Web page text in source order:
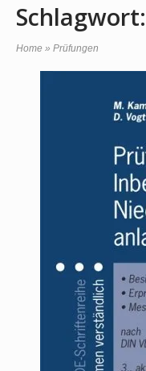
Schlagwort:
Home » Prüfungen